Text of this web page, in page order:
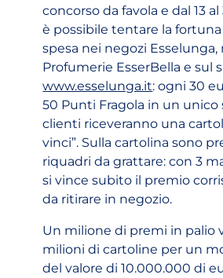
concorso da favola e dal 13
è possibile tentare la
spesa nei negozi Esselunga,
Profumerie EsserBella e sul
www.esselunga.it: ogni 30
50 Punti Fragola in un unico
clienti riceveranno una
vinci”. Sulla cartolina sono
riquadri da grattare: con 3
si vince subito il premio
da ritirare in negozio.
Un milione di premi in palio
milioni di cartoline per un
del valore di 10.000.000 di